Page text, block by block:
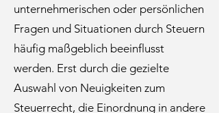
unternehmerischen oder persönlichen
Fragen und Situationen durch Steuern
häufig maßgeblich beeinflusst
werden. Erst durch die gezielte
Auswahl von Neuigkeiten zum
Steuerrecht, die Einordnung in andere